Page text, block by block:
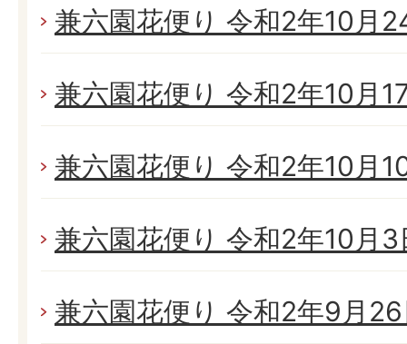
兼六園花便り 令和2年10月
兼六園花便り 令和2年10月
兼六園花便り 令和2年10月
兼六園花便り 令和2年10月3
兼六園花便り 令和2年9月